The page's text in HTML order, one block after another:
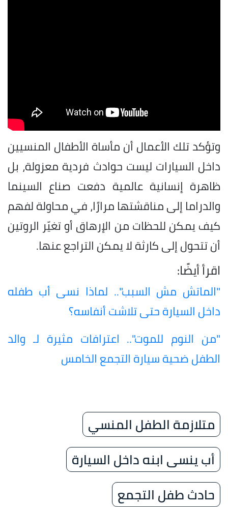
وتؤكد تلك الأعمال أن مأساة الأطفال المنسيين
داخل السيارات ليست حوادث فردية معزولة، بل
ظاهرة إنسانية عالمية دفعت صناع السينما
والدراما إلى مناقشتها مرارًا، في محاولة لفهم
كيف يمكن للحظات من الإرهاق أو تغيّر الروتين
أن تتحول إلى كارثة لا يمكن التراجع عنها.
اقرأ أيضًا:
"الماتش مش السبب".. لماذا نسى أب طفله
داخل السيارة حتى تلاشت أنفاسه؟
"من النوم للموت".. اعترافات مثيرة لـ والد
الطفل ضحية سيارة التجمع الخامس
متلازمة الطفل المنسي
أب ينسى ابنه داخل السيارة
حادث طفل التجمع